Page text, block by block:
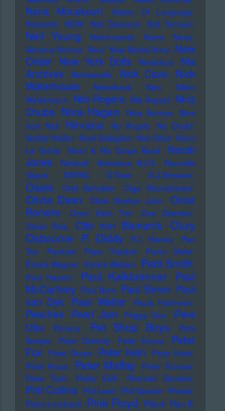
Nana Mouskouri
Nation Of Language
Nazareth
NDW Neil Diamond Neil Tennant
Neil Young Nekromantix Nemo
Nena
Nervous Norvus Neu! New Model Army New
Order New York Dolls Newcleus
Nia
Archives
Nichtseattle Nick Cave
Nick
Waterhouse
Nickelback Nico
Nikko
Weidemann Nile Rogers Nils Keppel Nina
Chuba Nina Hagen Nina Simone
Nine
Inch Nail
Nirvana No Angels
No Doubt
Noddy Holder Noel Gallagher Noir Désir Nono
La Grinta
Noori & His Dorpa Band
Norah
Jones
Notdurft Notorious B.I.G.
Nouvelle
Vague
NSYNC O-Town O.J.Simpson
Oasis Odd Beholder Olga Reznichenko
Olivia Dean Olivia Newton John
Omar
Romero
Omer Klein Trio
One Direction
Oskar Sala
Otto von Bismarck Ozzy
Osbourne
P. Diddy P.J. Harvey
Pan
Tau
Pankow Papo Yoplack
Parov Stelar
Patrick Wagner Patrick Walden Patti Smith
Paul Heaton Paul Kalkbrenner
Paul
McCartney Paul Nero Paul Simon Paul
van Dyk Paul Weller Paula Hartmann
Peaches Pearl Jam Peggy Gou
Pere
Ubu
Perrecy Pet Shop Boys
Pete
Seeger
Peter Doherty Peter Evans
Peter
Fox
Peter Green Peter Hein
Peter Hook
Peter Kraus
Peter Maffay
Peter Thomas
Peter Tosh
Petter Eldh Pharoah Sanders
Phil Collins Phil Lesh Phil Spector Photek
Pietro Lombardi
Pink Floyd Pitbull Plan B